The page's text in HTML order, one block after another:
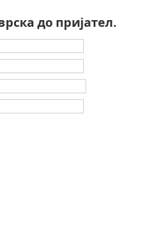
до пријател.